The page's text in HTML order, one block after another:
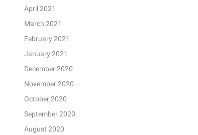
April 2021
March 2021
February 2021
January 2021
December 2020
November 2020
October 2020
September 2020
August 2020